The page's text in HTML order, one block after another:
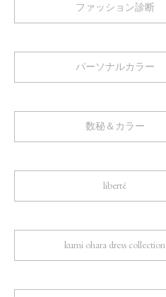
ファッション診断
パーソナルカラー
数秘＆カラー
liberté
kumi ohara dress collection